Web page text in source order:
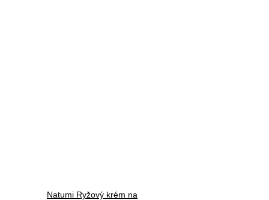
Natumi Ryžový krém na